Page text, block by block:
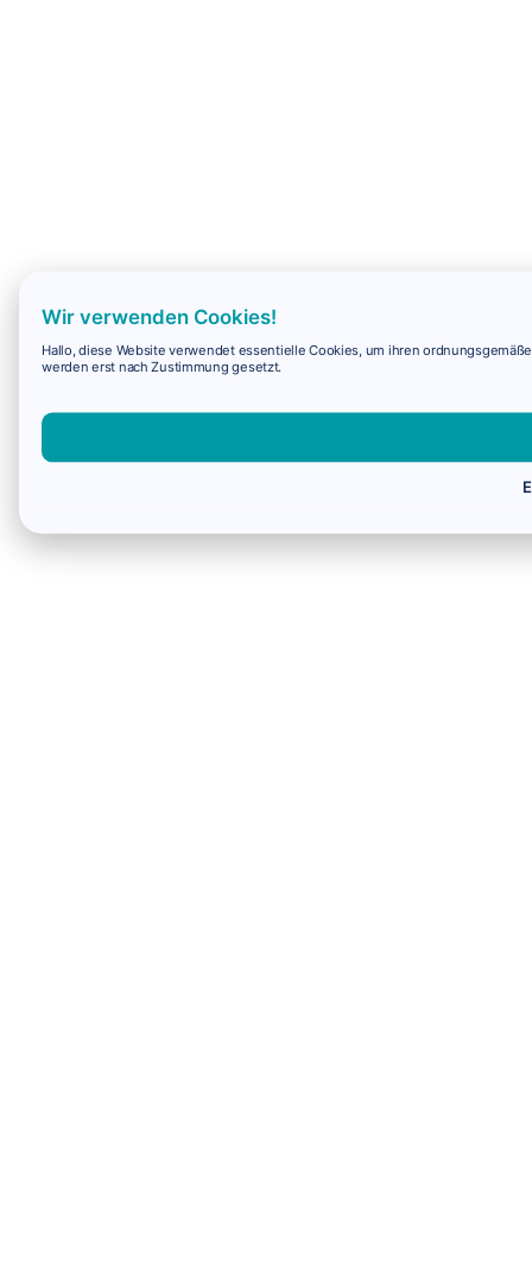
Wir verwenden Cookies!
Hallo, diese Website verwendet essentielle Cookies, um ihren
werden erst nach Zustimmung gesetzt.